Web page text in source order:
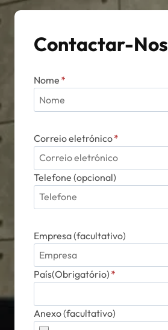
Contactar-Nos
Nome *
Correio eletrónico*
Telefone (opcional)
Empresa (facultativo)
País(Obrigatório) *
Anexo (facultativo)